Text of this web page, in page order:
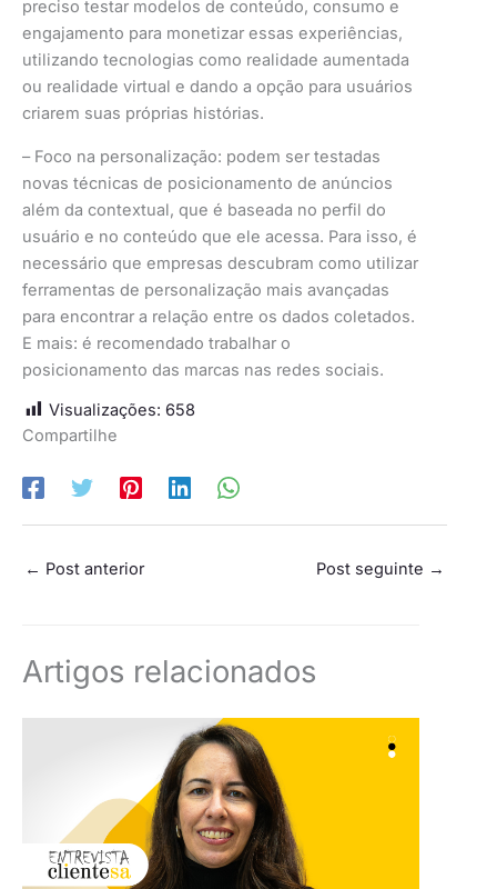
preciso testar modelos de conteúdo, consumo e
engajamento para monetizar essas experiências,
utilizando tecnologias como realidade aumentada
ou realidade virtual e dando a opção para usuários
criarem suas próprias histórias.
– Foco na personalização: podem ser testadas
novas técnicas de posicionamento de anúncios
além da contextual, que é baseada no perfil do
usuário e no conteúdo que ele acessa. Para isso, é
necessário que empresas descubram como utilizar
ferramentas de personalização mais avançadas
para encontrar a relação entre os dados coletados.
E mais: é recomendado trabalhar o
posicionamento das marcas nas redes sociais.
Visualizações: 658
Compartilhe
← Post anterior Post seguinte →
Artigos relacionados